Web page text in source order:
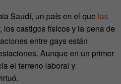
Saudí, un país en el que las
, los castigos físicos y la pena de
entre gays están
Aunque en un primer
el terreno laboral y